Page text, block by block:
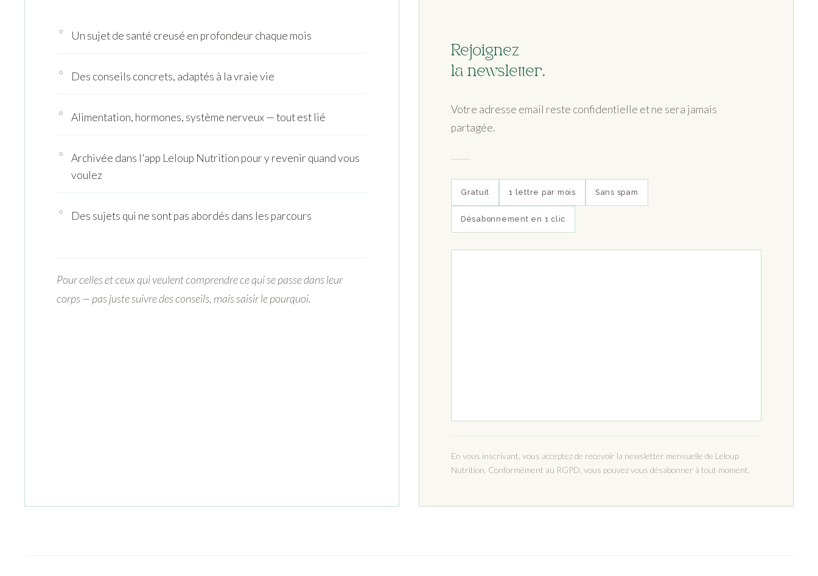
Un sujet de santé creusé en profondeur chaque mois
Des conseils concrets, adaptés à la vraie vie
Alimentation, hormones, système nerveux — tout est lié
Archivée dans l'app Leloup Nutrition pour y revenir quand vous
voulez
Des sujets qui ne sont pas abordés dans les parcours
Pour celles et ceux qui veulent comprendre ce qui se passe dans leur
corps — pas juste suivre des conseils, mais saisir le pourquoi.
Rejoignez
la newsletter.
Votre adresse email reste confidentielle et ne sera jamais
partagée.
Gratuit 1 lettre par mois Sans spam
Désabonnement en 1 clic
En vous inscrivant, vous acceptez de recevoir la newsletter mensuelle de Leloup
Nutrition. Conformément au RGPD, vous pouvez vous désabonner à tout moment.